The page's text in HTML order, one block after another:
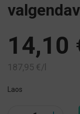
14,10
187,95 €/l
Laos